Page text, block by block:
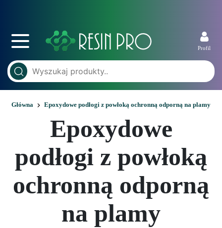
Profil
Główna Epoxydowe podłogi z powłoką ochronną odporną na plamy
Epoxydowe
podłogi z powłoką
ochronną odporną
na plamy